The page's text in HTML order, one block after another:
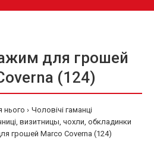
для грошей
(124)
нього
Чоловічі гаманці
визитницы, чохли, обкладинки
грошей Marco Coverna (124)